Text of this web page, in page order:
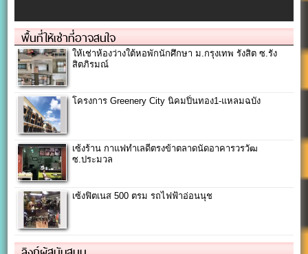
พื้นที่ให้เช่าที่อาจสนใจ
ให้เช่าห้องว่างใต้หอพักนักศึกษา ม.กรุงเทพ รังสิต ซ.รัง
สิตภิรมณ์
โครงการ Greenery City นิคมปิ่นทอง1-แหลมฉบัง
เซ้งร้าน กาแฟทำเลดีตรงข้าตลาดนัดอาคารวรวัฒ
ซ.ประมวล
เซ้งฟิตเนส 500 ตรม รถไฟฟ้าอ่อนนุช